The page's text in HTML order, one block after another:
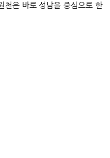
천은 바로 성남을 중심으로 한